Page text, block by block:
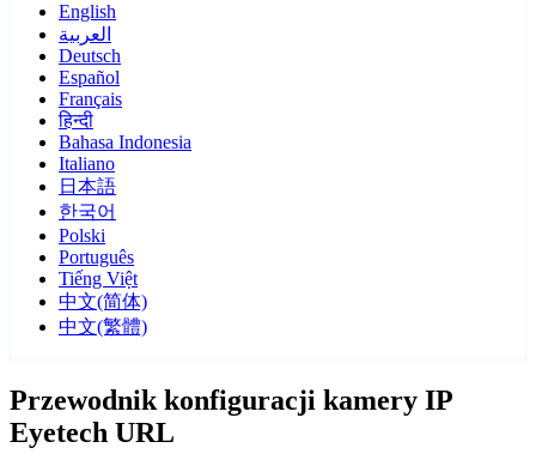
English
العربية
Deutsch
Español
Français
हिन्दी
Bahasa Indonesia
Italiano
日本語
한국어
Polski
Português
Tiếng Việt
中文(简体)
中文(繁體)
Przewodnik konfiguracji kamery IP
Eyetech URL